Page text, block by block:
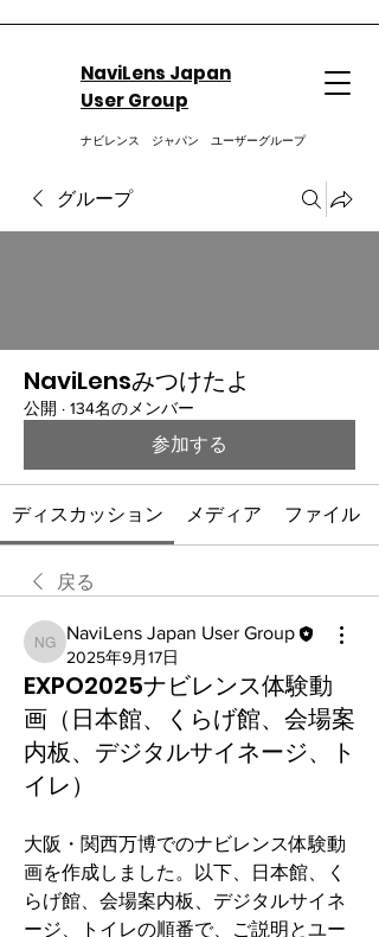
NaviLens Japan
User Group
ナビレンス ジャパン ユーザーグループ
グループ
NaviLensみつけたよ
公開 · 134名のメンバー
参加する
ディスカッション メディア ファイル
戻る
NaviLens Japan User Group
NaviLens Japan User Group
2025年9月17日
EXPO2025ナビレンス体験動
画（日本館、くらげ館、会場案
内板、デジタルサイネージ、ト
イレ）
大阪・関西万博でのナビレンス体験動
画を作成しました。以下、日本館、く
らげ館、会場案内板、デジタルサイネ
ージ、トイレの順番で、ご説明とユー